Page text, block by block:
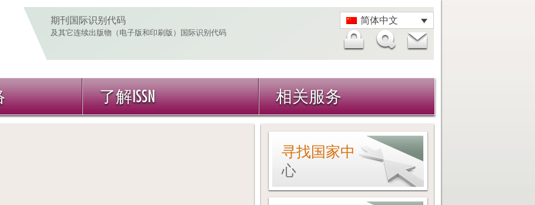
期刊国际识别代码
及其它连续出版物（电子版和印刷版）国际识别代码
简体中文
了解ISSN 相关服务
寻找国家中
心